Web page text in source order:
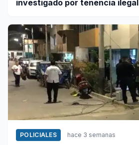
investigado por tenencia
POLICIALES hace 3 semanas